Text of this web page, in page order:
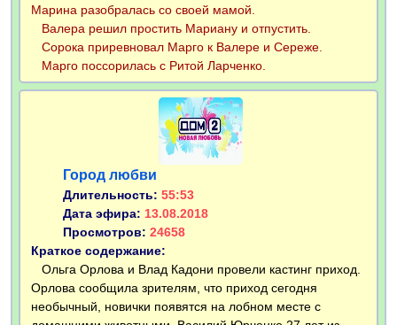
Марина разобралась со своей мамой.
Валера решил простить Мариану и отпустить.
Сорока приревновал Марго к Валере и Сереже.
Марго поссорилась с Ритой Ларченко.
Город любви
Длительность: 55:53
Дата эфира: 13.08.2018
Просмотров: 24658
Краткое содержание:
Ольга Орлова и Влад Кадони провели кастинг приход.
Орлова сообщила зрителям, что приход сегодня
необычный, новички появятся на лобном месте с